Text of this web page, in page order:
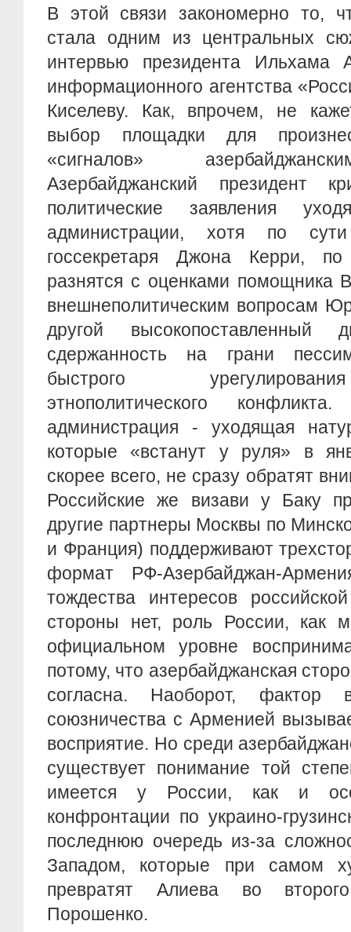
В этой связи закономерно то,
стала одним из центральных
интервью президента Ильхама
информационного агентства
Киселеву. Как, впрочем, не
выбор площадки для
«сигналов»
Азербайджанский президент
политические заявления
администрации, хотя по
госсекретаря Джона Керри,
разнятся с оценками помощника
внешнеполитическим вопросам
другой высокопоставленный
сдержанность на грани
быстрого
этнополитического
администрация - уходящая
которые «встанут у руля» в
скорее всего, не сразу обратят
Российские же визави у Баку
другие партнеры Москвы по
и Франция) поддерживают
формат РФ-Азербайджан-
тождества интересов
стороны нет, роль России, как
официальном уровне
потому, что азербайджанская
согласна. Наоборот, фактор
союзничества с Арменией
восприятие. Но среди
существует понимание той
имеется у России, как и
конфронтации по украино-
последнюю очередь из-за
Западом, которые при самом
превратят Алиева во
Порошенко.